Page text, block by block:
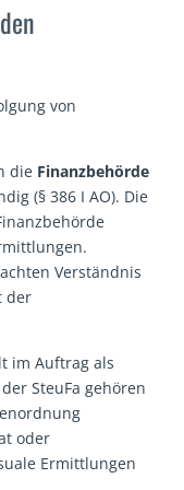
von
die Finanzbehörde
(§ 386 I AO). Die
Verständnis
der
im Auftrag als
SteuFa gehören
oder
Ermittlungen